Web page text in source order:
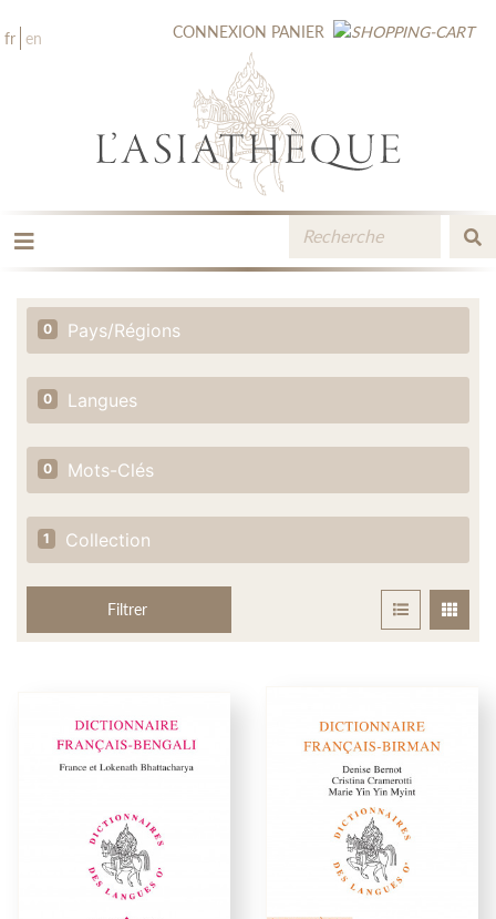
fr en CONNEXION PANIER
LES ÉDITIONS
LA LIBRAIRIE
CATALOGUE
MÉDIATHÈQUE
NOUVEAUTÉS / À PARAÎTRE
0 Pays/Régions
0 Langues
0 Mots-Clés
1 Collection
Filtrer